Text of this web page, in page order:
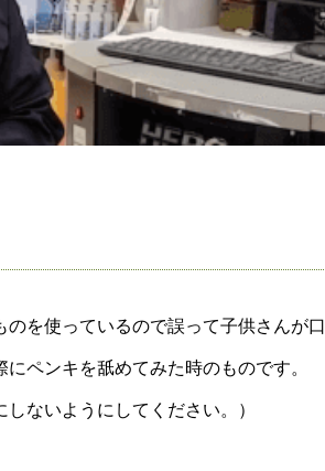
を使っているので誤って子供さんが口
ペンキを舐めてみた時のものです。
ないようにしてください。）